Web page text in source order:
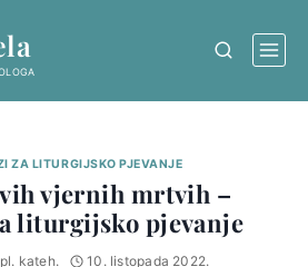
ZA LITURGIJSKO PJEVANJE
vjernih mrtvih –
liturgijsko pjevanje
kateh. 10. listopada 2022.